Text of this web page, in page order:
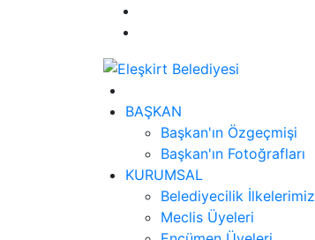
BAŞKAN
Başkan'ın Özgeçmişi
Başkan'ın Fotoğrafları
KURUMSAL
Belediyecilik İlkelerimiz
Meclis Üyeleri